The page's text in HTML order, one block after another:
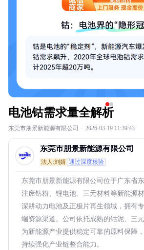
电池钴需求量全解析
东莞市朋景新能源有限公司 · 2026-03-19 11:39:43
东莞市朋景新能源有限公司
法人:刘婧 通过深度核验
东莞市朋景新能源有限公司位于广东省
注废钴粉、锂电池、三元材料等新能源
深耕动力电池及正极片再生领域，拥有
端资源渠道。公司依托成熟的钴泥、三
为新能源产业提供稳定可靠的原料保障
持续强化产业链整合能力。